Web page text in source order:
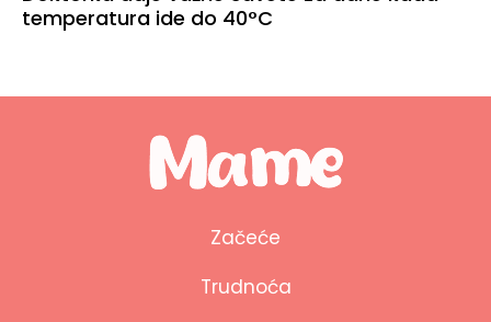
temperatura ide do 40°C
Začeće
Trudnoća